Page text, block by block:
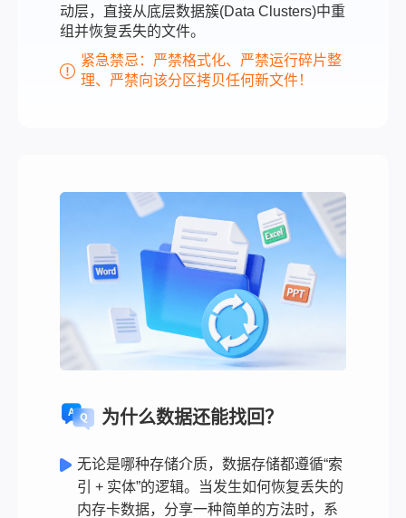
动层，直接从底层数据簇(Data Clusters)中重
组并恢复丢失的文件。
紧急禁忌：严禁格式化、严禁运行碎片整
理、严禁向该分区拷贝任何新文件！
为什么数据还能找回？
无论是哪种存储介质，数据存储都遵循“索
引 + 实体”的逻辑。当发生如何恢复丢失的
内存卡数据，分享一种简单的方法时，系